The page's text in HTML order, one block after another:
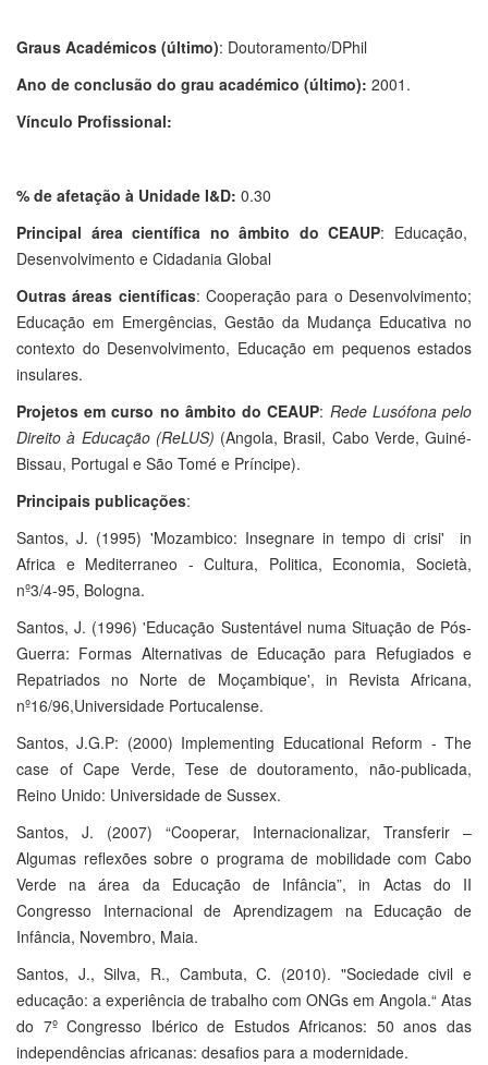
Graus Académicos (último): Doutoramento/DPhil
Ano de conclusão do grau académico (último): 2001.
Vínculo Profissional:
% de afetação à Unidade I&D: 0.30
Principal área científica no âmbito do CEAUP: Educação,
Desenvolvimento e Cidadania Global
Outras áreas científicas: Cooperação para o Desenvolvimento;
Educação em Emergências, Gestão da Mudança Educativa no
contexto do Desenvolvimento, Educação em pequenos estados
insulares.
Projetos em curso no âmbito do CEAUP: Rede Lusófona pelo
Direito à Educação (ReLUS) (Angola, Brasil, Cabo Verde, Guiné-
Bissau, Portugal e São Tomé e Príncipe).
Principais publicações:
Santos, J. (1995) 'Mozambico: Insegnare in tempo di crisi' in
Africa e Mediterraneo - Cultura, Politica, Economia, Società,
nº3/4-95, Bologna.
Santos, J. (1996) 'Educação Sustentável numa Situação de Pós-
Guerra: Formas Alternativas de Educação para Refugiados e
Repatriados no Norte de Moçambique', in Revista Africana,
nº16/96,Universidade Portucalense.
Santos, J.G.P: (2000) Implementing Educational Reform - The
case of Cape Verde, Tese de doutoramento, não-publicada,
Reino Unido: Universidade de Sussex.
Santos, J. (2007) “Cooperar, Internacionalizar, Transferir –
Algumas reflexões sobre o programa de mobilidade com Cabo
Verde na área da Educação de Infância”, in Actas do II
Congresso Internacional de Aprendizagem na Educação de
Infância, Novembro, Maia.
Santos, J., Silva, R., Cambuta, C. (2010). "Sociedade civil e
educação: a experiência de trabalho com ONGs em Angola.“ Atas
do 7º Congresso Ibérico de Estudos Africanos: 50 anos das
independências africanas: desafios para a modernidade.